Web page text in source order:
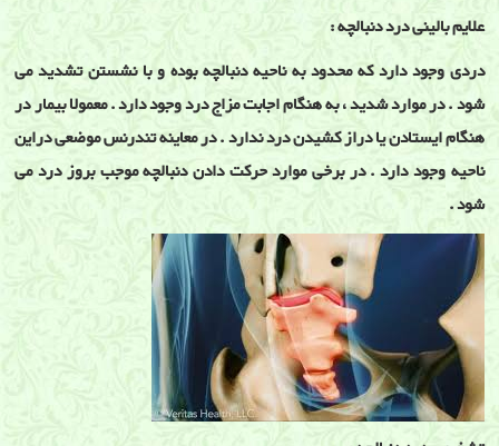
علایم بالینی درد دنبالچه :
دردی وجود دارد که محدود به ناحیه دنبالچه بوده و با نشستن تشدید می
شود . در موارد شدید ، به هنگام اجابت مزاج درد وجود دارد . معمولا بیمار در
هنگام ایستادن یا دراز کشیدن درد ندارد . در معاینه تندرنس موضعی دراین
ناحیه وجود دارد . در برخی موارد حرکت دادن دنبالچه موجب بروز درد می
شود .